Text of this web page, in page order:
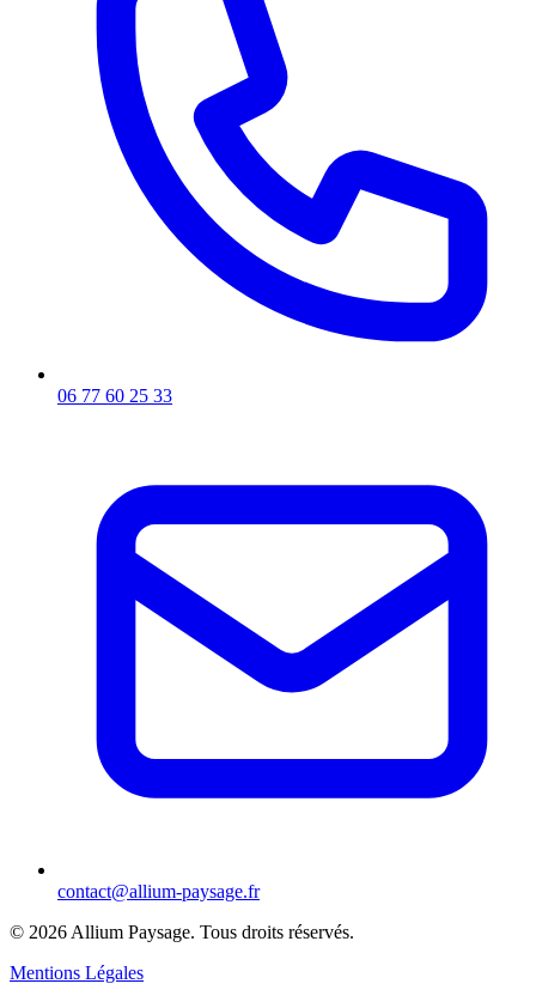
06 77 60 25 33
contact@allium-paysage.fr
© 2026 Allium Paysage. Tous droits réservés.
Mentions Légales